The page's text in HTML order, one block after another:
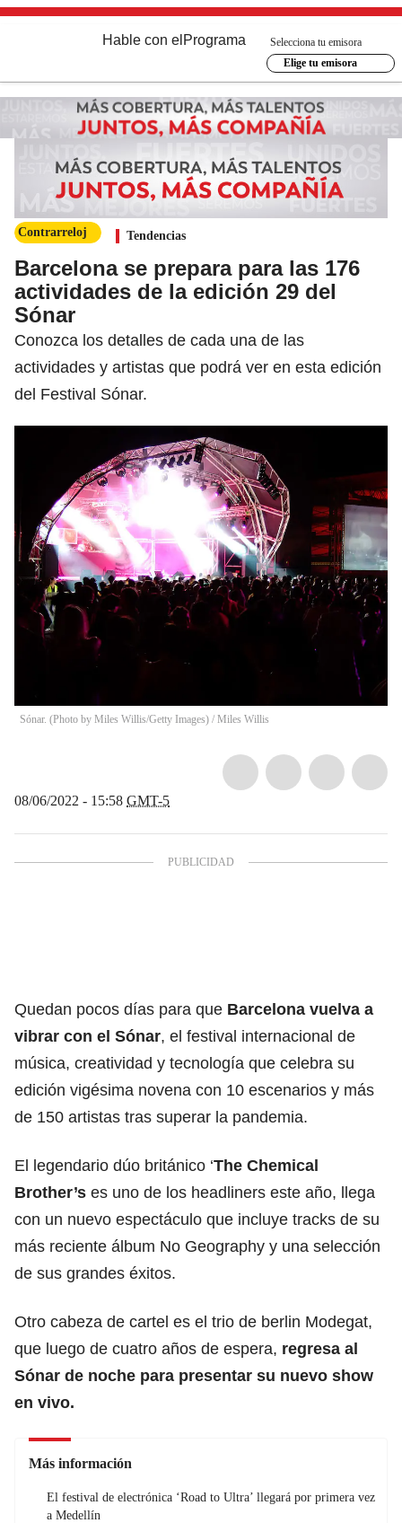
Hable con el Programa
Selecciona tu emisora
Elige tu emisora
Contrarreloj Tendencias
Barcelona se prepara para las 176
actividades de la edición 29 del
Sónar
Conozca los detalles de cada una de las
actividades y artistas que podrá ver en esta edición
del Festival Sónar.
Sónar. (Photo by Miles Willis/Getty Images) / Miles Willis
08/06/2022 - 15:58 GMT-5
Quedan pocos días para que Barcelona vuelva a
vibrar con el Sónar, el festival internacional de
música, creatividad y tecnología que celebra su
edición vigésima novena con 10 escenarios y más
de 150 artistas tras superar la pandemia.
El legendario dúo británico ‘The Chemical
Brother’s es uno de los headliners este año, llega
con un nuevo espectáculo que incluye tracks de su
más reciente álbum No Geography y una selección
de sus grandes éxitos.
Otro cabeza de cartel es el trio de berlin Modegat,
que luego de cuatro años de espera, regresa al
Sónar de noche para presentar su nuevo show
en vivo.
Más información
El festival de electrónica ‘Road to Ultra’ llegará por primera vez
a Medellín